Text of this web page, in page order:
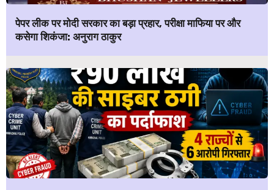
पेपर लीक पर मोदी सरकार का बड़ा प्रहार, परीक्षा माफिया पर और
कसेगा शिकंजा: अनुराग ठाकुर